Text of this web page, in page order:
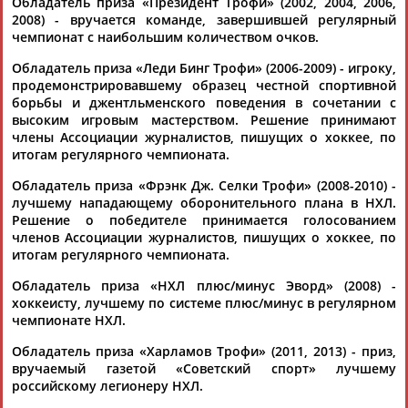
Разработка и поддержка ООО НАИТ «Стадион»
2008) - вручается команде, завершившей регулярный
чемпионат с наибольшим количеством очков.
Обладатель приза «Леди Бинг Трофи» (2006-2009) - игроку,
продемонстрировавшему образец честной спортивной
борьбы и джентльменского поведения в сочетании с
высоким игровым мастерством. Решение принимают
члены Ассоциации журналистов, пишущих о хоккее, по
итогам регулярного чемпионата.
Обладатель приза «Фрэнк Дж. Селки Трофи» (2008-2010) -
лучшему нападающему оборонительного плана в НХЛ.
Решение о победителе принимается голосованием
членов Ассоциации журналистов, пишущих о хоккее, по
итогам регулярного чемпионата.
Обладатель приза «НХЛ плюс/минус Эворд» (2008) -
хоккеисту, лучшему по системе плюс/минус в регулярном
чемпионате НХЛ.
Обладатель приза «Харламов Трофи» (2011, 2013) - приз,
вручаемый газетой «Советский спорт» лучшему
российскому легионеру НХЛ.